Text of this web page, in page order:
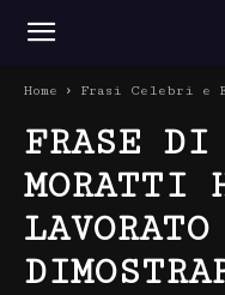
Home Frasi Celebri e
FRASE
MORATTI